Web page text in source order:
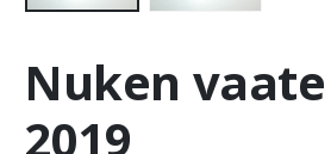
Nuken
2019